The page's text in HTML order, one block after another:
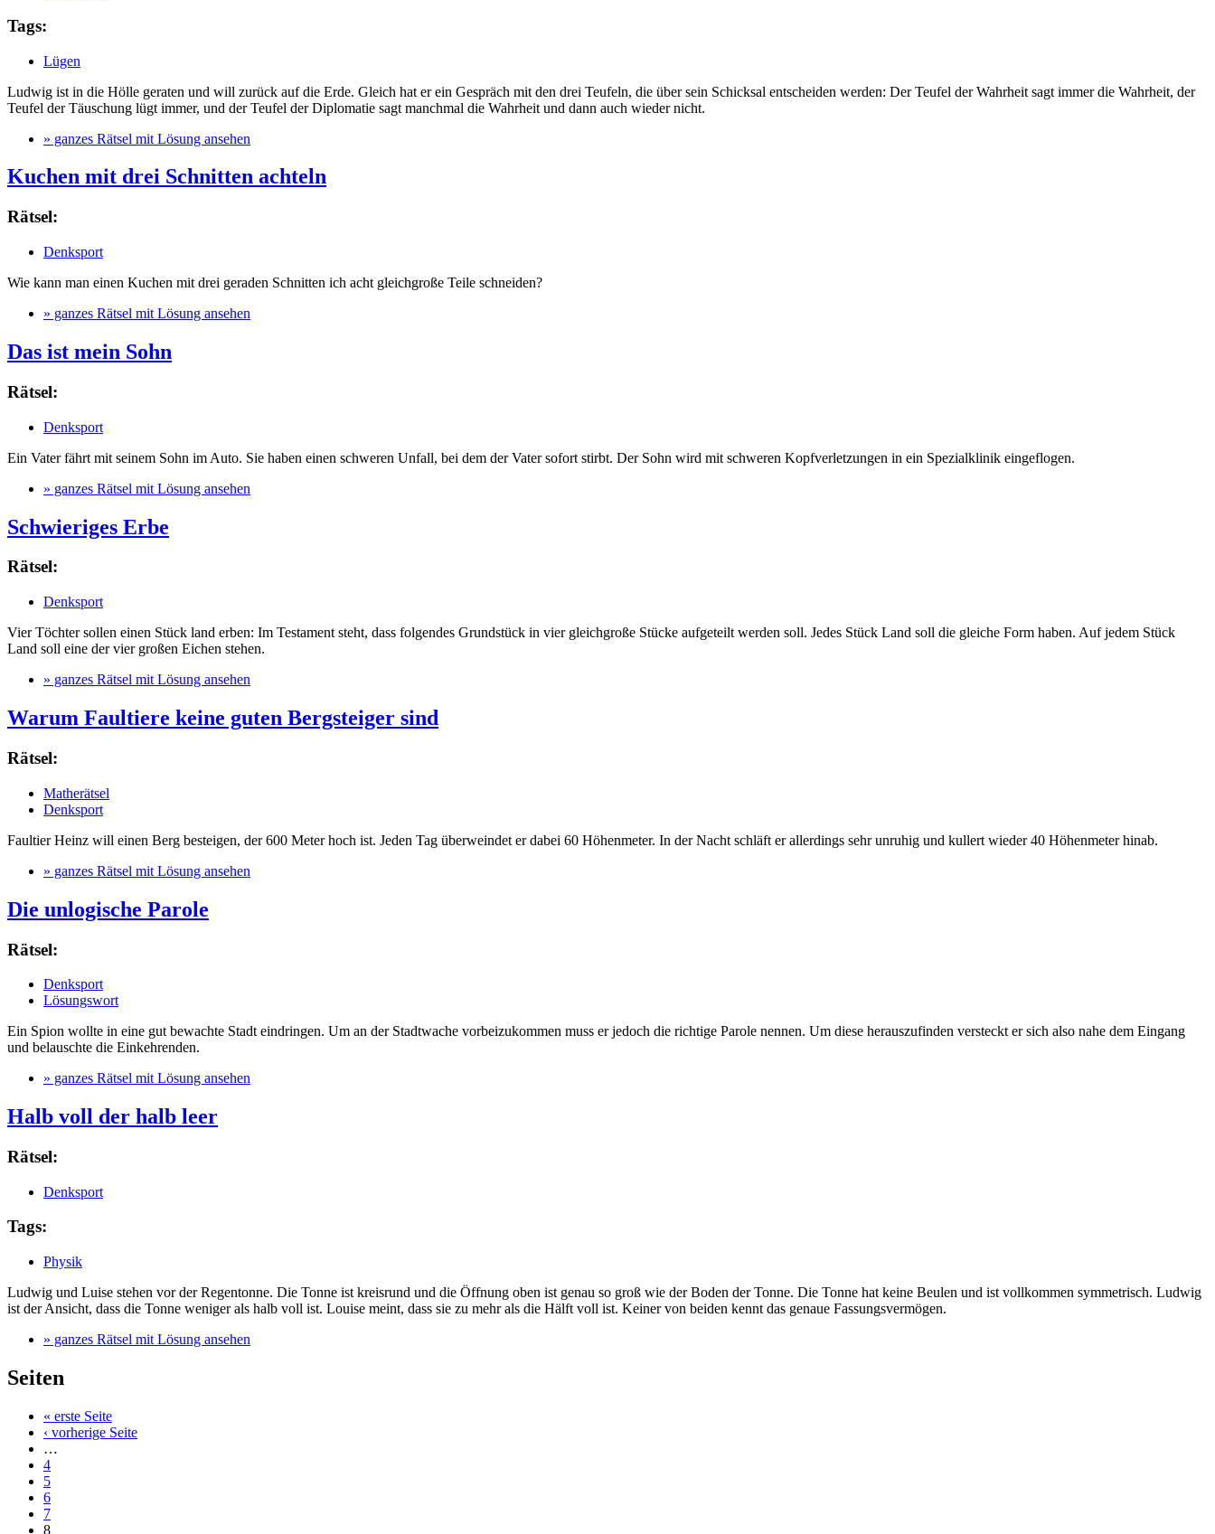
Tags:
Lügen
Ludwig ist in die Hölle geraten und will zurück auf die Erde. Gleich hat er ein Gespräch mit den drei Teufeln, die über sein Schicksal entscheiden werden: Der Teufel der Wahrheit sagt immer die Wahrheit, der
Teufel der Täuschung lügt immer, und der Teufel der Diplomatie sagt manchmal die Wahrheit und dann auch wieder nicht.
» ganzes Rätsel mit Lösung ansehen
Kuchen mit drei Schnitten achteln
Rätsel:
Denksport
Wie kann man einen Kuchen mit drei geraden Schnitten ich acht gleichgroße Teile schneiden?
» ganzes Rätsel mit Lösung ansehen
Das ist mein Sohn
Rätsel:
Denksport
Ein Vater fährt mit seinem Sohn im Auto. Sie haben einen schweren Unfall, bei dem der Vater sofort stirbt. Der Sohn wird mit schweren Kopfverletzungen in ein Spezialklinik eingeflogen.
» ganzes Rätsel mit Lösung ansehen
Schwieriges Erbe
Rätsel:
Denksport
Vier Töchter sollen einen Stück land erben: Im Testament steht, dass folgendes Grundstück in vier gleichgroße Stücke aufgeteilt werden soll. Jedes Stück Land soll die gleiche Form haben. Auf jedem Stück
Land soll eine der vier großen Eichen stehen.
» ganzes Rätsel mit Lösung ansehen
Warum Faultiere keine guten Bergsteiger sind
Rätsel:
Matherätsel
Denksport
Faultier Heinz will einen Berg besteigen, der 600 Meter hoch ist. Jeden Tag überweindet er dabei 60 Höhenmeter. In der Nacht schläft er allerdings sehr unruhig und kullert wieder 40 Höhenmeter hinab.
» ganzes Rätsel mit Lösung ansehen
Die unlogische Parole
Rätsel:
Denksport
Lösungswort
Ein Spion wollte in eine gut bewachte Stadt eindringen. Um an der Stadtwache vorbeizukommen muss er jedoch die richtige Parole nennen. Um diese herauszufinden versteckt er sich also nahe dem Eingang
und belauschte die Einkehrenden.
» ganzes Rätsel mit Lösung ansehen
Halb voll der halb leer
Rätsel:
Denksport
Tags:
Physik
Ludwig und Luise stehen vor der Regentonne. Die Tonne ist kreisrund und die Öffnung oben ist genau so groß wie der Boden der Tonne. Die Tonne hat keine Beulen und ist vollkommen symmetrisch. Ludwig
ist der Ansicht, dass die Tonne weniger als halb voll ist. Louise meint, dass sie zu mehr als die Hälft voll ist. Keiner von beiden kennt das genaue Fassungsvermögen.
» ganzes Rätsel mit Lösung ansehen
Seiten
« erste Seite
‹ vorherige Seite
…
4
5
6
7
8